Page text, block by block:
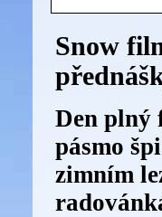
Snow
Den plný
pásmo
zimním